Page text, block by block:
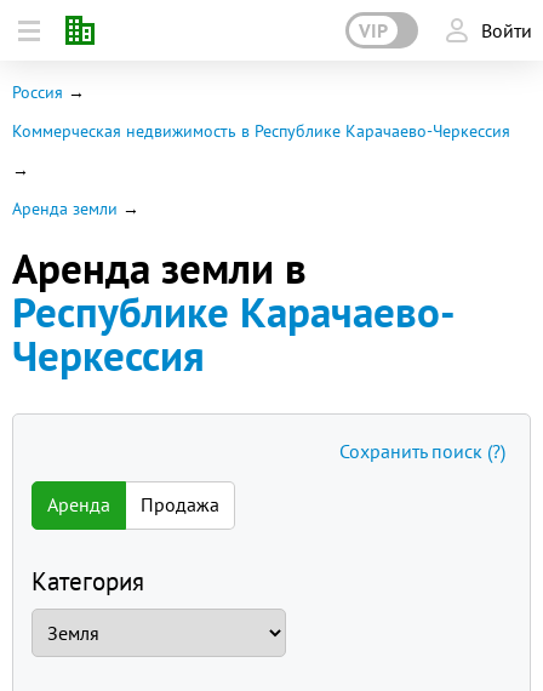
VIP Войти
Россия
Коммерческая недвижимость в Республике Карачаево-Черкессия
Аренда земли
Аренда земли в
Республике Карачаево-
Черкессия
Аренда Продажа
Категория
Сохранить поиск (?)